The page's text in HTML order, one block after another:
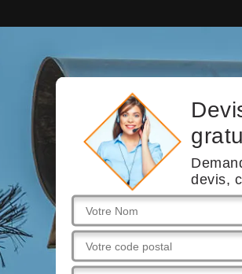
devis,